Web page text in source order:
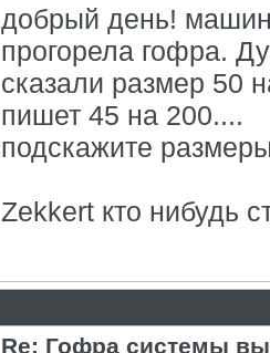
добрый день!
прогорела гофра.
сказали размер 50
пишет 45 на 200....
подскажите
Zekkert кто нибудь
Re: Гофра системы